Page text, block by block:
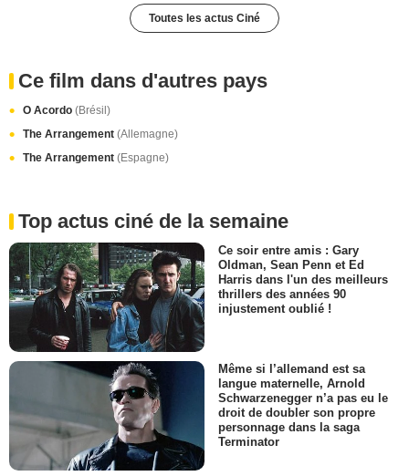
Toutes les actus Ciné
Ce film dans d'autres pays
O Acordo (Brésil)
The Arrangement (Allemagne)
The Arrangement (Espagne)
Top actus ciné de la semaine
Ce soir entre amis : Gary
Oldman, Sean Penn et Ed
Harris dans l'un des meilleurs
thrillers des années 90
injustement oublié !
Même si l’allemand est sa
langue maternelle, Arnold
Schwarzenegger n’a pas eu le
droit de doubler son propre
personnage dans la saga
Terminator